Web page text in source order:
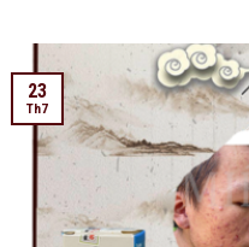
23
Th7